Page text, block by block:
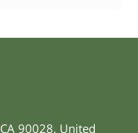
CA 90028, United